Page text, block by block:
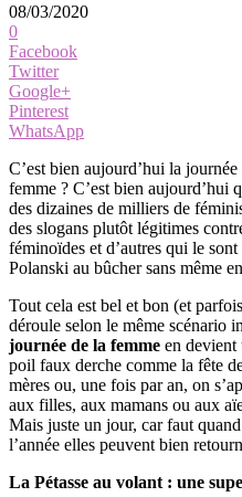
08/03/2020
0
Facebook
Twitter
Google+
Pinterest
WhatsApp
C’est bien aujourd’hui la
femme ? C’est bien aujourd’hui
des dizaines de milliers de
des slogans plutôt légitimes
féminoïdes et d’autres qui le
Polanski au bûcher sans même
Tout cela est bel et bon (et
déroule selon le même scénario
journée de la femme en devient
poil faux derche comme la fête
mères ou, une fois par an, on
aux filles, aux mamans ou aux
Mais juste un jour, car faut
l’année elles peuvent bien
La Pétasse au volant : une